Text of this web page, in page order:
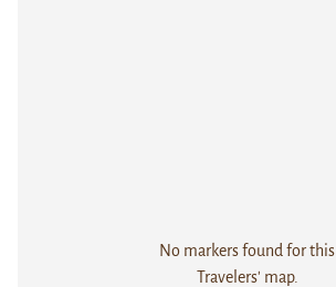
No markers found for this
Travelers' map.